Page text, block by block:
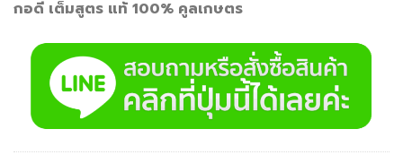
กอดี เต็มสูตร แท้ 100% คูลเกษตร